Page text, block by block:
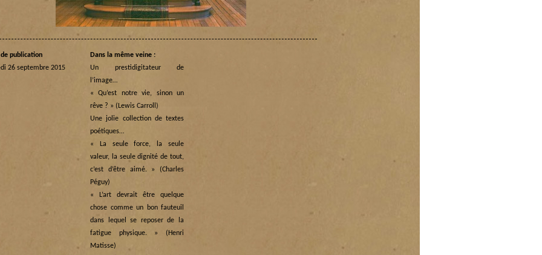
publication
26 septembre 2015
Dans la même veine :
Un prestidigitateur de
l’image…
« Qu’est notre vie, sinon un
rêve ? » (Lewis Carroll)
Une jolie collection de textes
poétiques…
« La seule force, la seule
valeur, la seule dignité de tout,
c’est d’être aimé. » (Charles
Péguy)
« L’art devrait être quelque
chose comme un bon fauteuil
dans lequel se reposer de la
fatigue physique. » (Henri
Matisse)